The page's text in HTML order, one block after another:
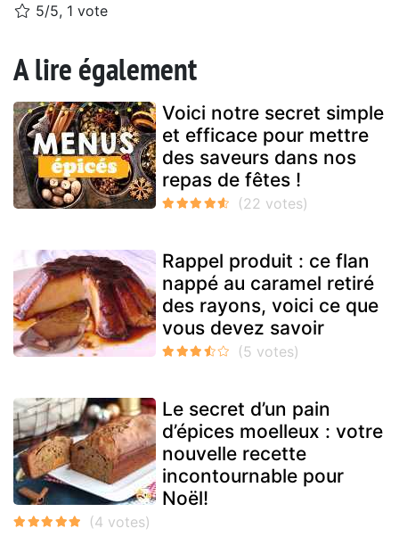
5/5, 1 vote
A lire également
Voici notre secret simple
et efficace pour mettre
des saveurs dans nos
repas de fêtes !
Rappel produit : ce flan
nappé au caramel retiré
des rayons, voici ce que
vous devez savoir
Le secret d’un pain
d’épices moelleux : votre
nouvelle recette
incontournable pour
Noël!